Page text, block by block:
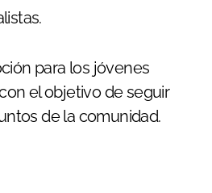
para los jóvenes
el objetivo de seguir
de la comunidad.